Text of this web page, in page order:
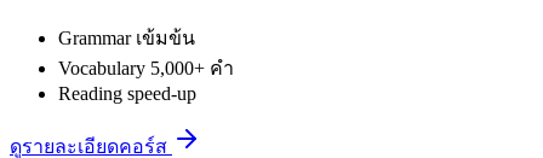
Grammar เข้มข้น
Vocabulary 5,000+ คำ
Reading speed-up
ดูรายละเอียดคอร์ส